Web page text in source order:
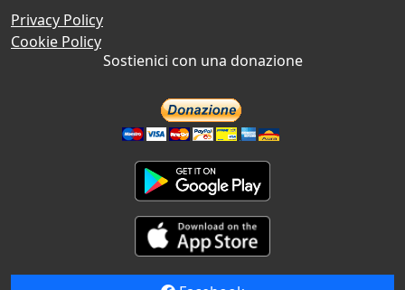
Privacy Policy
Cookie Policy
Sostienici con una donazione